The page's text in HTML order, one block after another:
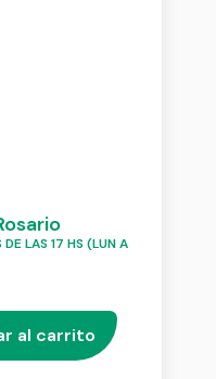
LAS 17 HS (LUN A
al carrito